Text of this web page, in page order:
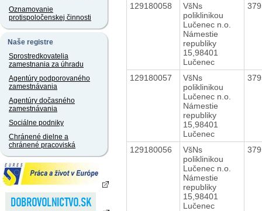
Oznamovanie
protispoločenskej činnosti
Naše registre
Sprostredkovatelia
zamestnania za úhradu
Agentúry podporovaného
zamestnávania
Agentúry dočasného
zamestnávania
Sociálne podniky
Chránené dielne a
chránené pracoviská
129180058
VšNs
poliklinikou
Lučenec n.o.
Námestie
republiky
15,98401
Lučenec
129180057
VšNs
poliklinikou
Lučenec n.o.
Námestie
republiky
15,98401
Lučenec
129180056
VšNs
poliklinikou
Lučenec n.o.
Námestie
republiky
15,98401
Lučenec